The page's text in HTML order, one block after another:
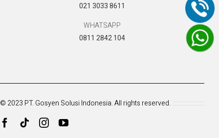
021 3033 8611
WHATSAPP
0811 2842 104
© 2023 PT. Gosyen Solusi Indonesia. All rights reserved.